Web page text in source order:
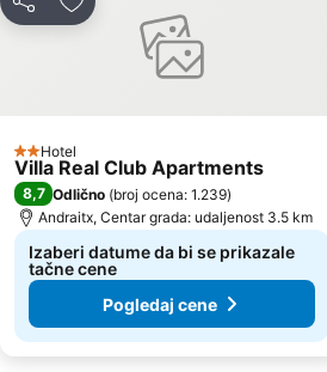
Deli Dodati u favorite
2 Zvezdice
Hotel
Villa Real Club Apartments
8,7 Odlično (broj ocena: 1.239)
Andraitx, Centar grada: udaljenost 3.5 km
Izaberi datume da bi se prikazale
tačne cene
Pogledaj cene